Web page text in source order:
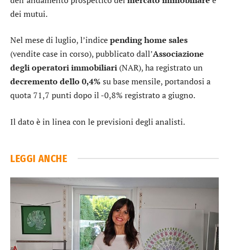
dei mutui.
Nel mese di luglio, l’indicepending home sales
(vendite case in corso), pubblicato dall’Associazione
degli operatori immobiliari (NAR), ha registrato un
decremento dello 0,4% su base mensile, portandosi a
quota 71,7 punti dopo il -0,8% registrato a giugno.
Il dato è in linea con le previsioni degli analisti.
LEGGI ANCHE